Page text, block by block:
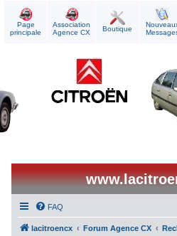
Page
principale
Association
Agence CX
Boutique
FAQ
lacitroencx Forum Agence CX